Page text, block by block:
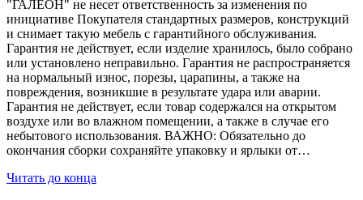
"ГАЛЕОН" не несет ответственность за изменения по
инициативе Покупателя стандартных размеров, конструкций
и снимает такую мебель с гарантийного обслуживания.
Гарантия не действует, если изделие хранилось, было собрано
или установлено неправильно. Гарантия не распространяется
на нормальный износ, порезы, царапины, а также на
повреждения, возникшие в результате удара или аварии.
Гарантия не действует, если товар содержался на открытом
воздухе или во влажном помещении, а также в случае его
небытового использования. ВАЖНО: Обязательно до
окончания сборки сохраняйте упаковку и ярлыки от…
Читать до конца